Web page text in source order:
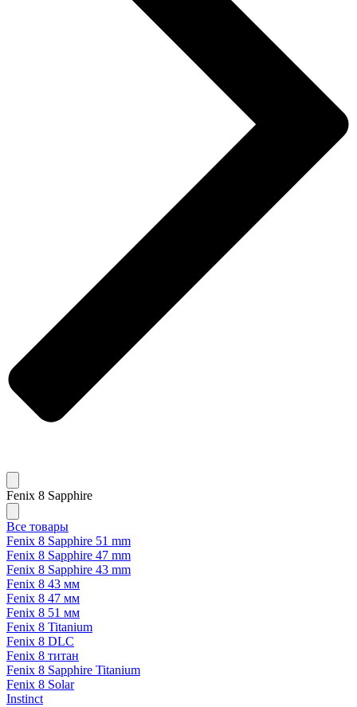
Fenix 8 Sapphire
Все товары
Fenix 8 Sapphire 51 mm
Fenix 8 Sapphire 47 mm
Fenix 8 Sapphire 43 mm
Fenix 8 43 мм
Fenix 8 47 мм
Fenix 8 51 мм
Fenix 8 Titanium
Fenix 8 DLC
Fenix 8 титан
Fenix 8 Sapphire Titanium
Fenix 8 Solar
Instinct